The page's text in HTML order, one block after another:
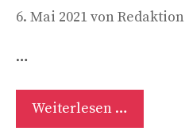
6. Mai 2021vonRedaktion
…
Weiterlesen …